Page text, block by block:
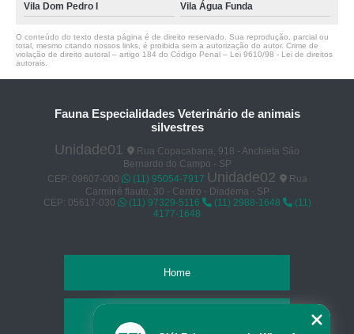
Vila Dom Pedro I Vila Água Funda
O conteúdo do texto desta página é de direito reservado. Sua reprodução, parcial ou
total, mesmo citando nossos links, é proibida sem a autorização do autor. Crime de
violação de direito autoral – artigo 184 do Código Penal – Lei 9610/98 - Lei de direitos
autorais
Fauna Especialidades Veterinário de animais
silvestres
Unidade01
Rua Copacabana, 918 - Anchieta São
Bernardo do Campo - SP
CEP: 09607-000
(11) 95054-7917 Unidade02
Rua
Carminé flauto, 30 - Centro - Diadema - SP
CEP: 05617-030
(11) 97329-5116 (11) 2988-1648
(11)
4177-1648
Home